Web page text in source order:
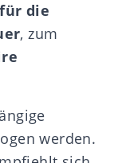
die
, zum
werden.